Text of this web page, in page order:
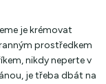
je krémovat
prostředkem
nikdy neperte v
je třeba dbát na